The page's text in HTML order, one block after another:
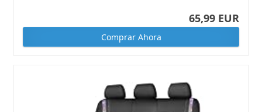
65,99 EUR
Comprar Ahora